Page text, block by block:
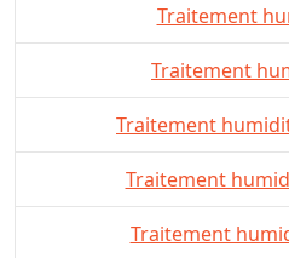
Traitement
Traitement
Traitement
Traitement
Traitement